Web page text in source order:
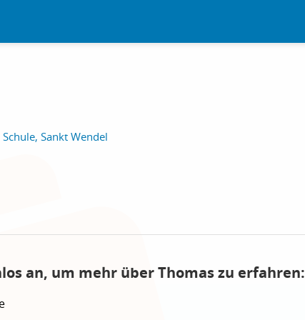
Sankt Wendel
an, um mehr über Thomas zu erfahren: